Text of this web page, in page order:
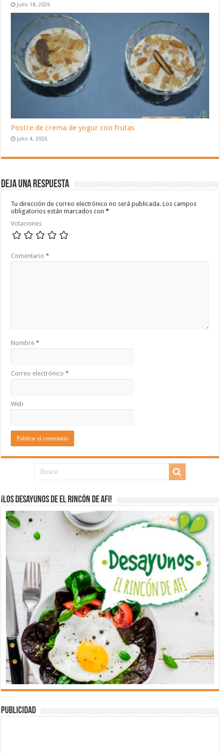
julio 18, 2026
Postre de crema de yogur con frutas
julio 4, 2026
Deja una respuesta
Tu dirección de correo electrónico no será publicada. Los campos
obligatorios están marcados con*
Votaciones
Comentario*
Nombre*
Correo electrónico*
Web
¡Los desayunos de El Rincón de Afi!
Publicidad